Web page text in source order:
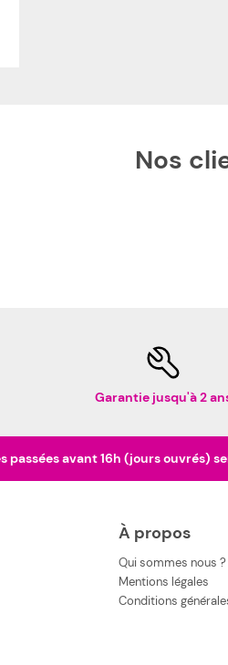
Nos
Garantie jusqu'à 2
passées avant 16h (jours ouvrés)
À propos
Qui sommes nous ?
Mentions légales
Conditions